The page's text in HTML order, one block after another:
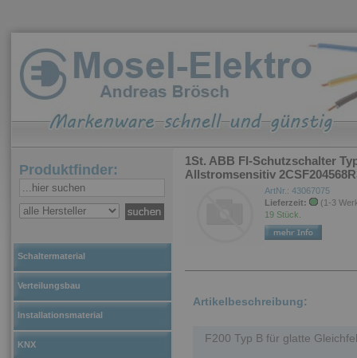
Produktfinder:
Schaltermaterial
Verteilungsbau
Installationsmaterial
KNX
1St. ABB FI-Schutzschalter
Allstromsensitiv
ArtNr.: 43067075
Lieferzeit:
(1-3
19 Stück.
Artikelbeschreibung:
F200 Typ B für glatte